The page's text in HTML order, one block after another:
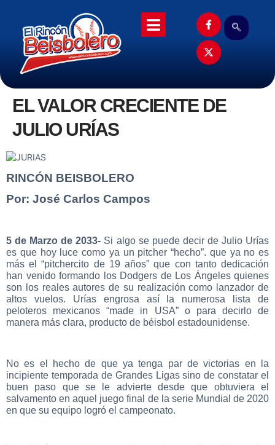
EL VALOR CRECIENTE DE
JULIO URÍAS
RINCÓN BEISBOLERO
Por: José Carlos Campos
5 de Marzo de 2033- Si algo se puede decir de Julio Urías
es que hoy luce como ya un pitcher “hecho”. que ya no es
más el “pitchercito de 19 años” que con tanto dedicación
han venido formando los Dodgers de Los Ángeles quienes
son los reales autores de su realización como lanzador de
altos vuelos. Urías engrosa así la numerosa lista de
peloteros mexicanos “made in USA” o para decirlo de
manera más clara, producto de béisbol estadounidense.
No es el hecho de que ya tenga par de victorias en la
incipiente temporada de Grandes Ligas sino de constatar el
buen paso que se le advierte desde que obtuviera el
salvamento en aquel juego final de la serie Mundial de 2020
en que su equipo logró el campeonato.